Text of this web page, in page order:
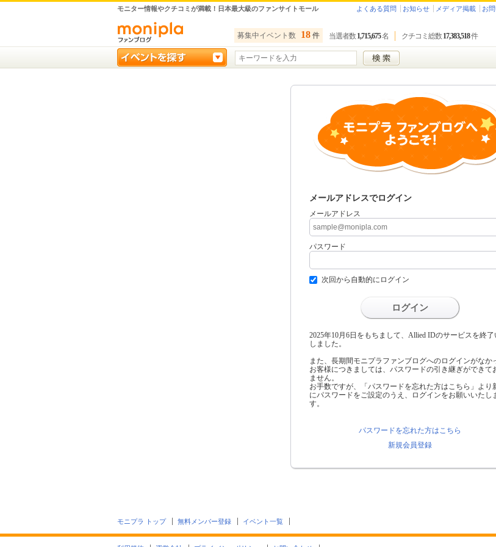
モニター情報やクチコミが満載！日本最大級のファンサイトモール よくある質問 お知らせ メディア掲載 お
募集中イベント数 18 件 当選者数 1,715,675名 クチコミ総数 17,383,518件
メールアドレスでログイン
メールアドレス
パスワード
次回から自動的にログイン
ログイン
2025年10月6日をもちまして、Allied IDのサービスを終了
しました。
また、長期間モニプラファンブログへのログインがなか
お客様につきましては、パスワードの引き継ぎができて
ません。
お手数ですが、「パスワードを忘れた方はこちら」より
にパスワードをご設定のうえ、ログインをお願いいたし
す。
パスワードを忘れた方はこちら
新規会員登録
モニプラ トップ 無料メンバー登録 イベント一覧